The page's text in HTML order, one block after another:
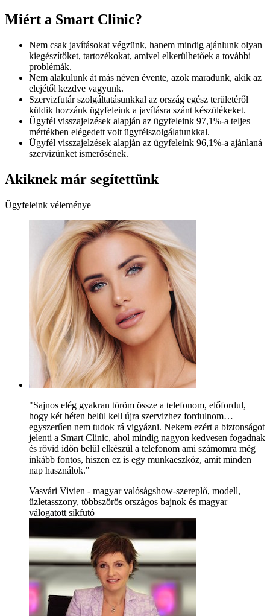
Miért a Smart Clinic?
Nem csak javításokat végzünk, hanem mindig ajánlunk olyan
kiegészítőket, tartozékokat, amivel elkerülhetőek a további
problémák.
Nem alakulunk át más néven évente, azok maradunk, akik az
elejétől kezdve vagyunk.
Szervizfutár szolgáltatásunkkal az ország egész területéről
küldik hozzánk ügyfeleink a javításra szánt készülékeket.
Ügyfél visszajelzések alapján az ügyfeleink 97,1%-a teljes
mértékben elégedett volt ügyfélszolgálatunkkal.
Ügyfél visszajelzések alapján az ügyfeleink 96,1%-a ajánlaná
szervizünket ismerősének.
Akiknek már segítettünk
Ügyfeleink véleménye
"Sajnos elég gyakran töröm össze a telefonom, előfordul,
hogy két héten belül kell újra szervizhez fordulnom…
egyszerűen nem tudok rá vigyázni. Nekem ezért a biztonságot
jelenti a Smart Clinic, ahol mindig nagyon kedvesen fogadnak
és rövid időn belül elkészül a telefonom ami számomra még
inkább fontos, hiszen ez is egy munkaeszköz, amit minden
nap használok."
Vasvári Vivien - magyar valóságshow-szereplő, modell,
üzletasszony, többszörös országos bajnok és magyar
válogatott síkfutó